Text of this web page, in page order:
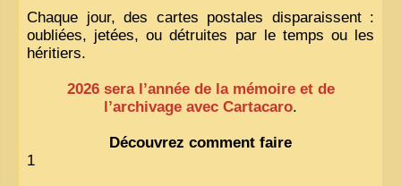
Chaque jour, des cartes postales disparaissent :
oubliées, jetées, ou détruites par le temps ou les
héritiers.
2026 sera l’année de la mémoire et de
l’archivage avec Cartacaro.
Découvrez comment faire
1